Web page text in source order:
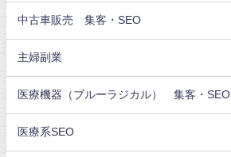
中古車販売 集客・SEO
主婦副業
医療機器（ブルーラジカル） 集客・SEO
医療系SEO